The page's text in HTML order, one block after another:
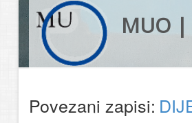
MUO
Povezani zapisi: